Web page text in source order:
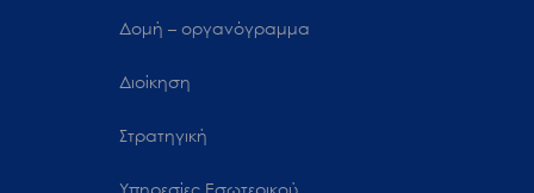
Δομή – οργανόγραμμα
Διοίκηση
Στρατηγική